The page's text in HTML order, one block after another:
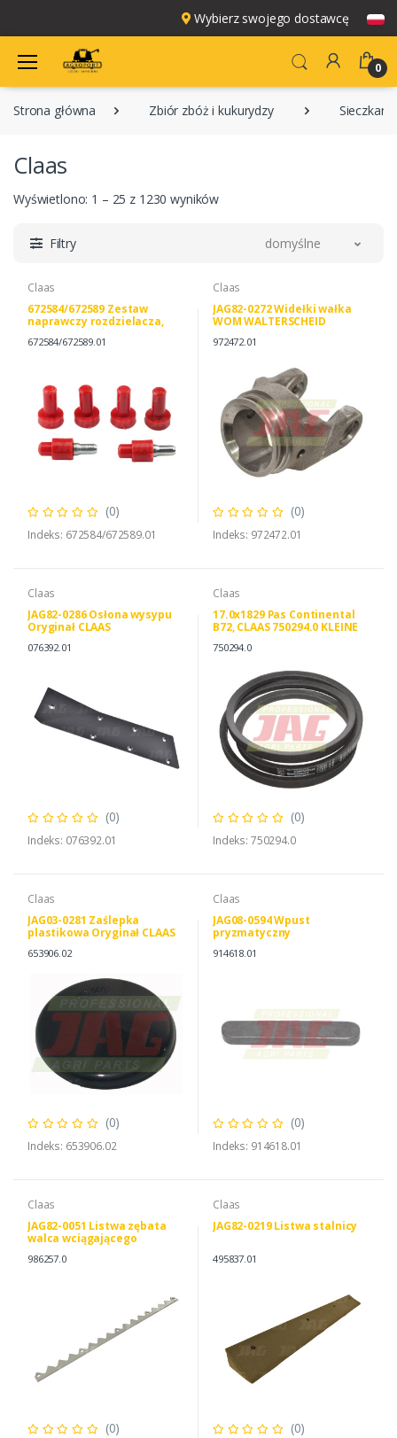
Wybierz swojego dostawcę
0
Strona główna Zbiór zbóż i kukurydzy
Claas
Wyświetlono: 1 – 25 z 1230 wyników
Filtry domyślne
Claas
672584/672589 Zestaw
naprawczy rozdzielacza,
0006725841
672584/672589.01
(0)
Indeks: 672584/672589.01
Claas
JAG82-0272 Widełki wałka
WOM WALTERSCHEID
972472.01
(0)
Indeks: 972472.01
Claas
JAG82-0286 Osłona wysypu
Oryginał CLAAS
076392.01
(0)
Indeks: 076392.01
Claas
17.0x1829 Pas Continental
B72, CLAAS 750294.0 KLEINE
750294.0
(0)
Indeks: 750294.0
Claas
JAG03-0281 Zaślepka
plastikowa Oryginał CLAAS
653906.02
(0)
Indeks: 653906.02
Claas
JAG08-0594 Wpust
pryzmatyczny
914618.01
(0)
Indeks: 914618.01
Claas
JAG82-0051 Listwa zębata
walca wciągającego
986257.0
(0)
Claas
JAG82-0219 Listwa stalnicy
495837.01
(0)